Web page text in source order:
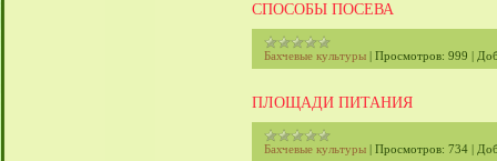
СПОСОБЫ ПОСЕВА
Бахчевые культуры | Просмотров: 999 |
ПЛОЩАДИ ПИТАНИЯ
Бахчевые культуры | Просмотров: 734 |